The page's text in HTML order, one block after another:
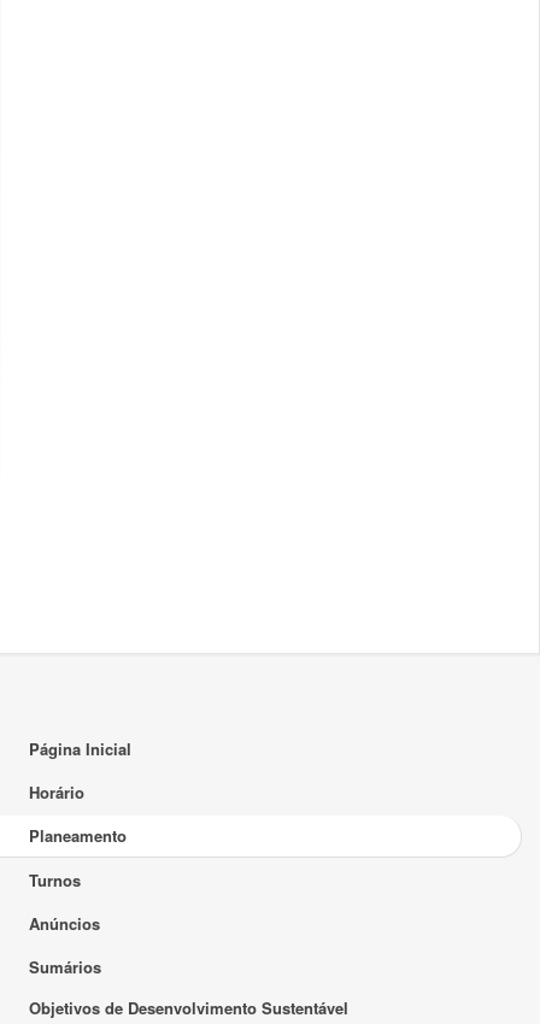
Página Inicial
Horário
Planeamento
Turnos
Anúncios
Sumários
Objetivos de Desenvolvimento Sustentável